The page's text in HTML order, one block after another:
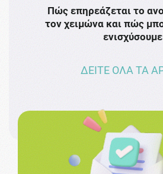
Πώς επηρεάζεται το
τον χειμώνα και πώς
ενισχύσουμε
ΔΕΙΤΕ ΟΛΑ ΤΑ